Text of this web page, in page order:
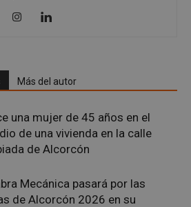
Más del autor
una mujer de 45 años en el
de una vivienda en la calle
de Alcorcón
Mecánica pasará por las
de Alcorcón 2026 en su
Amazon.com